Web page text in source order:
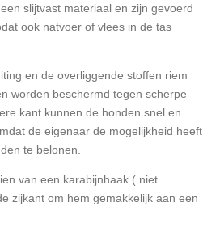
slijtvast materiaal en zijn gevoerd
ook natvoer of vlees in de tas
en de overliggende stoffen riem
worden beschermd tegen scherpe
kant kunnen de honden snel en
de eigenaar de mogelijkheid heeft
te belonen.
van een karabijnhaak ( niet
zijkant om hem gemakkelijk aan een